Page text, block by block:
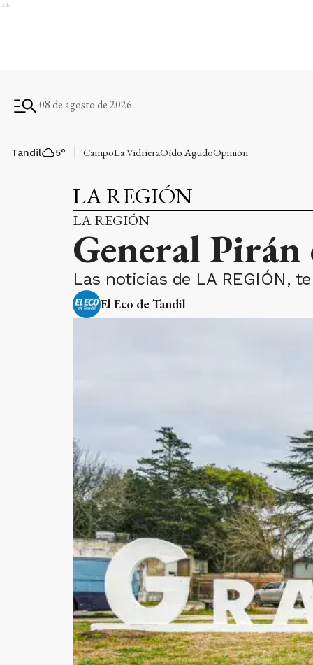
Ads
08 de agosto de 2026
Tandil 5° CampoLa VidrieraOído AgudoOpinión
LA REGIÓN
LA REGIÓN
General
Las noticias de LA REGIÓN,
El Eco de Tandil